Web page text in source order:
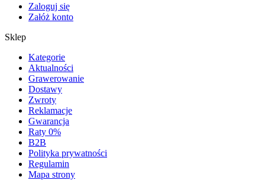
Zaloguj się
Załóż konto
Sklep
Kategorie
Aktualności
Grawerowanie
Dostawy
Zwroty
Reklamacje
Gwarancja
Raty 0%
B2B
Polityka prywatności
Regulamin
Mapa strony